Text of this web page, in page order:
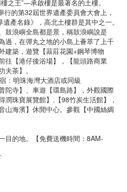
之王”—承啟樓是最著名的土樓。
的第32屆世界遺產委員會大會上，
產名錄》，高北土樓群是其中之一。
鼓浪嶼全島都是景，稱鼓浪嶼說是
過，在彈丸之地的小島上薈萃了上千
建築，遊覽【菽莊花園+鋼琴博物
往【港仔後浴場】，【龍頭路商業
茶】。
：明珠海灣大酒店或同級
陀寺】、車遊【環島路】，外觀國際
潤珠寶展覽館】.【98竹炭生活館】，
山海濱】休閒中心。參觀【中國絲綢
目的地。【免費送機時間：8AM-